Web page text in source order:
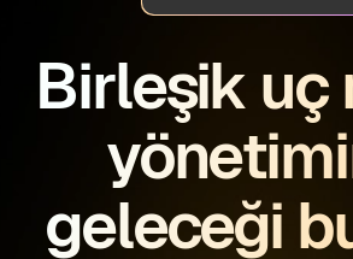
Birleşik uç
geleceği